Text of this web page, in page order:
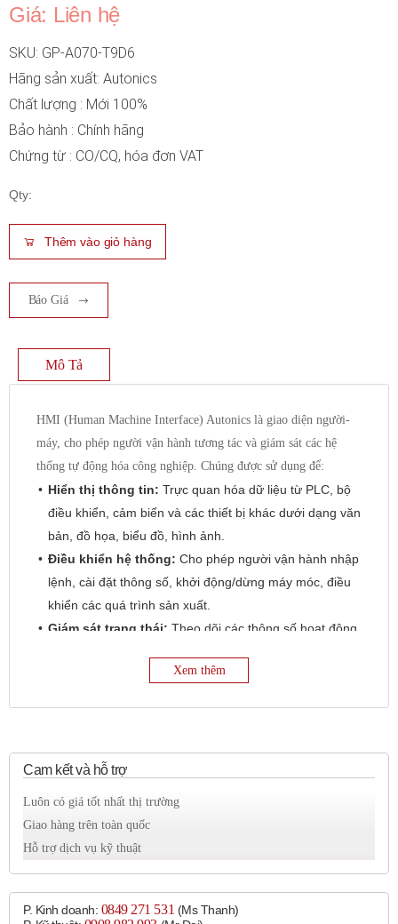
Giá: Liên hệ
SKU: GP-A070-T9D6
Hãng sản xuất: Autonics
Chất lượng : Mới 100%
Bảo hành : Chính hãng
Chứng từ : CO/CQ, hóa đơn VAT
Qty:
Thêm vào giỏ hàng
Báo Giá
Mô Tả
HMI (Human Machine Interface) Autonics là giao diện người-
máy, cho phép người vận hành tương tác và giám sát các hệ
thống tự động hóa công nghiệp. Chúng được sử dụng để:
Hiển thị thông tin: Trực quan hóa dữ liệu từ PLC, bộ
điều khiển, cảm biến và các thiết bị khác dưới dạng văn
bản, đồ họa, biểu đồ, hình ảnh.
Điều khiển hệ thống: Cho phép người vận hành nhập
lệnh, cài đặt thông số, khởi động/dừng máy móc, điều
khiển các quá trình sản xuất.
Giám sát trạng thái: Theo dõi các thông số hoạt động,
thiết bị khác thông qua nhiều giao thức truyền thông
Kích thước:
Autonics cung cấp HMI với nhiều kích thước màn hình khác
nhau để phù hợp với các ứng dụng và không gian lắp đặt khác
nhau. Các kích thước phổ biến bao gồm:
4.3 inch
Xem thêm
Cam kết và hỗ trợ
Luôn có giá tốt nhất thị trường
Giao hàng trên toàn quốc
Hỗ trợ dịch vụ kỹ thuật
P. Kinh doanh: 0849 271 531 (Ms Thanh)